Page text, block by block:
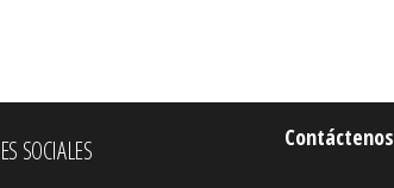
SOCIALES Contáctenos